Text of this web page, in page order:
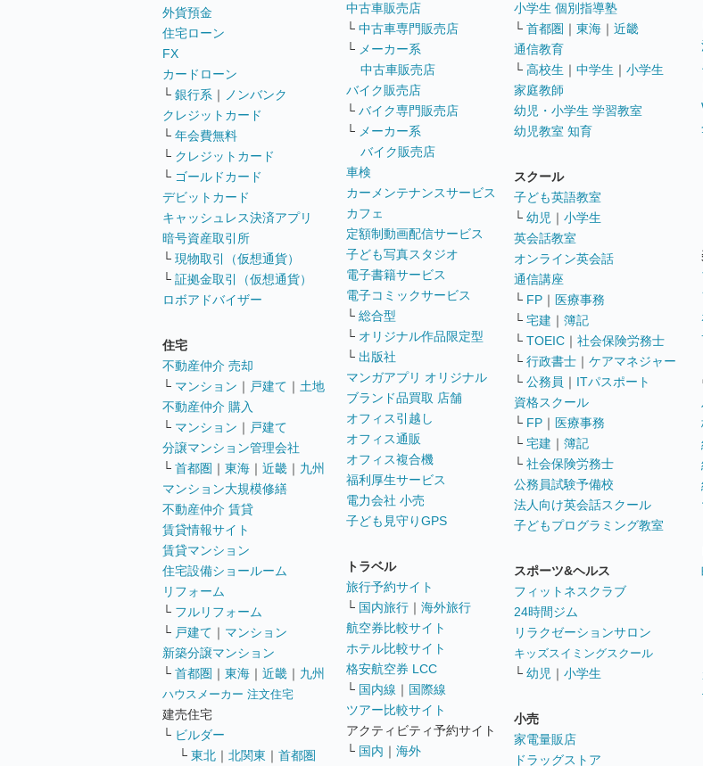
外貨預金
住宅ローン
FX
カードローン
└ 銀行系 ｜
ノンバンク
クレジットカード
└ 年会費無料
└ クレジットカード
└ ゴールドカード
デビットカード
キャッシュレス決済アプリ
暗号資産取引所
└ 現物取引（仮想通貨）
└ 証拠金取引（仮想通貨）
ロボアドバイザー
住宅
不動産仲介 売却
└ マンション ｜ 戸建て ｜ 土地
不動産仲介 購入
└ マンション ｜ 戸建て
分譲マンション管理会社
└ 首都圏 ｜ 東海 ｜ 近畿 ｜ 九州
マンション大規模修繕
不動産仲介 賃貸
賃貸情報サイト
賃貸マンション
住宅設備ショールーム
リフォーム
└ フルリフォーム
└ 戸建て ｜ マンション
新築分譲マンション
└ 首都圏 ｜ 東海 ｜ 近畿 ｜ 九州
ハウスメーカー 注文住宅
建売住宅
└ ビルダー
└ 東北 ｜ 北関東 ｜ 首都圏
中古車販売店
└ 中古車専門販売店
└ メーカー系
中古車販売店
バイク販売店
└ バイク専門販売店
└ メーカー系
バイク販売店
車検
カーメンテナンスサービス
カフェ
定額制動画配信サービス
子ども写真スタジオ
電子書籍サービス
電子コミックサービス
└ 総合型
└ オリジナル作品限定型
└ 出版社
マンガアプリ オリジナル
ブランド品買取 店舗
オフィス引越し
オフィス通販
オフィス複合機
福利厚生サービス
電力会社 小売
子ども見守りGPS
トラベル
旅行予約サイト
└ 国内旅行 ｜ 海外旅行
航空券比較サイト
ホテル比較サイト
格安航空券 LCC
└ 国内線 ｜ 国際線
ツアー比較サイト
アクティビティ予約サイト
└ 国内 ｜ 海外
小学生 個別指導塾
└ 首都圏 ｜ 東海 ｜ 近畿
通信教育
└ 高校生 ｜ 中学生 ｜ 小学生
家庭教師
幼児・小学生 学習教室
幼児教室 知育
スクール
子ども英語教室
└ 幼児 ｜ 小学生
英会話教室
オンライン英会話
通信講座
└ FP ｜ 医療事務
└ 宅建 ｜ 簿記
└ TOEIC ｜ 社会保険労務士
└ 行政書士 ｜ ケアマネジャー
└ 公務員 ｜ ITパスポート
資格スクール
└ FP ｜ 医療事務
└ 宅建 ｜ 簿記
└ 社会保険労務士
公務員試験予備校
法人向け英会話スクール
子どもプログラミング教室
スポーツ&ヘルス
フィットネスクラブ
24時間ジム
リラクゼーションサロン
キッズスイミングスクール
└ 幼児 ｜ 小学生
小売
家電量販店
ドラッグストア